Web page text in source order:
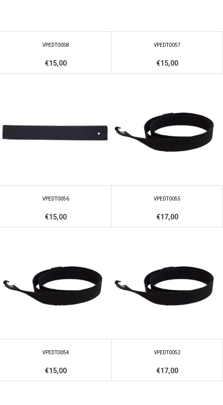
VPEDT0058
€15,00
VPEDT0057
€15,00
VPEDT0056
€15,00
VPEDT0055
€17,00
VPEDT0054
€15,00
VPEDT0052
€17,00